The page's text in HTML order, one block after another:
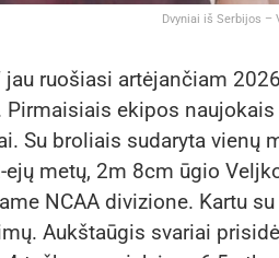
Dvyniai iš Serbijos –
jau ruošiasi artėjančiam
ekipos
Su broliais sudaryta vienų
ejų metų, 2m 8cm ūgio
NCAA divizione. Kartu
Aukštaūgis svariai